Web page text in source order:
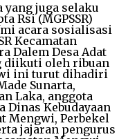
yang juga selaku
Rsi (MGPSSR)
acara sosialisasi
Kecamatan
Dalem Desa Adat
diikuti oleh ribuan
ini turut dihadiri
Sunarta,
Laka, anggota
Dinas Kebudayaan
Mengwi, Perbekel
jajaran pengurus